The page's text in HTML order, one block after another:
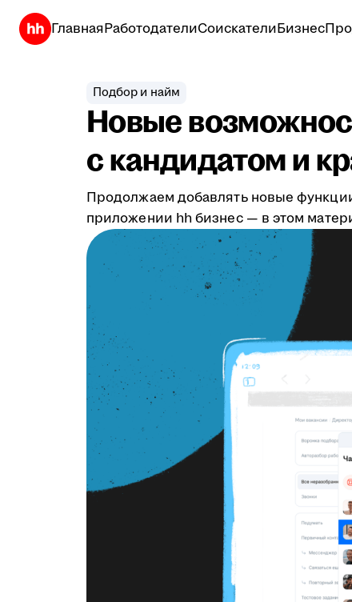
ГлавнаяРаботодателиСоискателиБизнес
Подбор и найм
Новые
с кандидатом и
Продолжаем добавлять новые
приложении hh бизнес — в этом